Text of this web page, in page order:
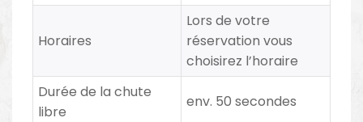
Horaires
Lors de votre
réservation vous
choisirez l’horaire
Durée de la chute
libre
env. 50 secondes